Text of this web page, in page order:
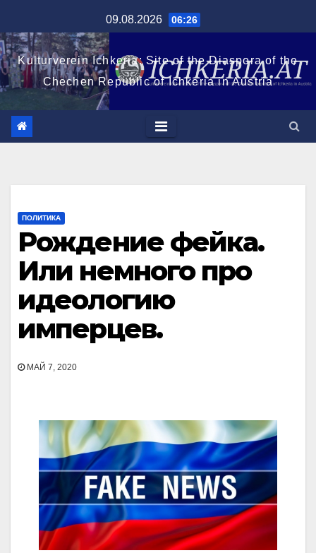
к
содержимому
09.08.2026 06:26
Kulturverein Ichkeria: Site of the Diaspora of the
Chechen Republic of Ichkeria in Austria
ПОЛИТИКА
Рождение фейка.
Или немного про
идеологию
имперцев.
МАЙ 7, 2020